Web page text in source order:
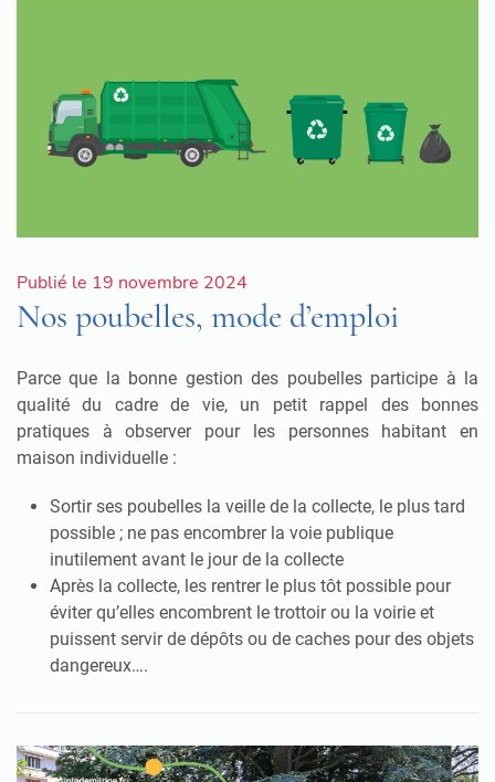
Publié le 19 novembre 2024
Nos poubelles, mode d’emploi
Parce que la bonne gestion des poubelles participe à la
qualité du cadre de vie, un petit rappel des bonnes
pratiques à observer pour les personnes habitant en
maison individuelle :
Sortir ses poubelles la veille de la collecte, le plus tard
possible ; ne pas encombrer la voie publique
inutilement avant le jour de la collecte
Après la collecte, les rentrer le plus tôt possible pour
éviter qu’elles encombrent le trottoir ou la voirie et
puissent servir de dépôts ou de caches pour des objets
dangereux….